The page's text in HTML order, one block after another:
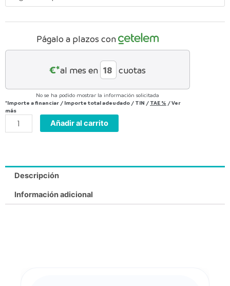
Págalo a plazos con
€*al mes en cuotas
No se ha podido mostrar la información solicitada
*Importe a financiar / Importe total adeudado / TIN / TAE % /Ver
más
10.11
Añadir al carrito
Descripción
Información adicional